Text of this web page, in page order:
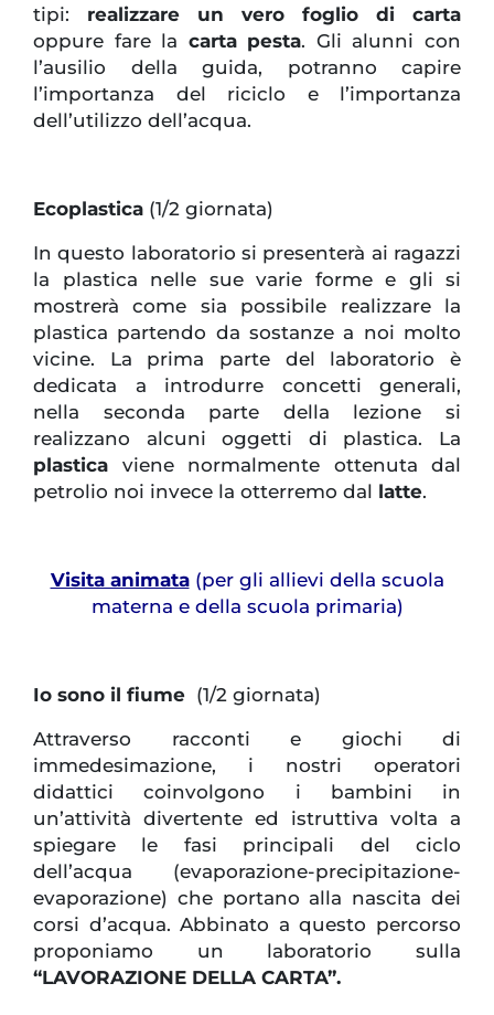
tipi: realizzare un vero foglio di carta
oppure fare la carta pesta. Gli alunni con
l’ausilio della guida, potranno capire
l’importanza del riciclo e l’importanza
dell’utilizzo dell’acqua.
Ecoplastica (1/2 giornata)
In questo laboratorio si presenterà ai ragazzi
la plastica nelle sue varie forme e gli si
mostrerà come sia possibile realizzare la
plastica partendo da sostanze a noi molto
vicine. La prima parte del laboratorio è
dedicata a introdurre concetti generali,
nella seconda parte della lezione si
realizzano alcuni oggetti di plastica. La
plastica viene normalmente ottenuta dal
petrolio noi invece la otterremo dal latte.
Visita animata (per gli allievi della scuola
materna e della scuola primaria)
Io sono il fiume (1/2 giornata)
Attraverso racconti e giochi di
immedesimazione, i nostri operatori
didattici coinvolgono i bambini in
un’attività divertente ed istruttiva volta a
spiegare le fasi principali del ciclo
dell’acqua (evaporazione-precipitazione-
evaporazione) che portano alla nascita dei
corsi d’acqua. Abbinato a questo percorso
proponiamo un laboratorio sulla
“LAVORAZIONE DELLA CARTA”.